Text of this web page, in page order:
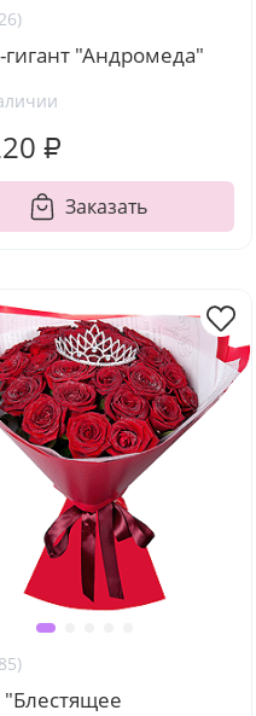
гигант "Андромеда"
₽
Заказать
"Блестящее